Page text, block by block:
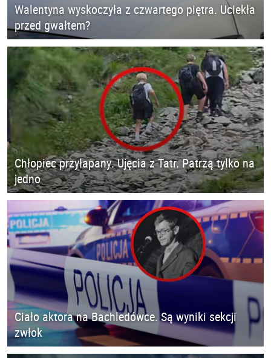
Walentyna wyskoczyła z czwartego piętra. Uciekła
przed gwałtem?
Chłopiec przyłapany. Ujęcia z Tatr. Patrzą tylko na
jedno
Ciało aktora na Bachledówce. Są wyniki sekcji
zwłok